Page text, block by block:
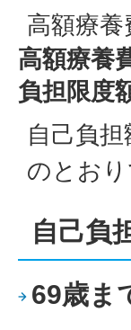
高額療
高額療養
負担限度
自己負
のとおり
自己負
69歳ま